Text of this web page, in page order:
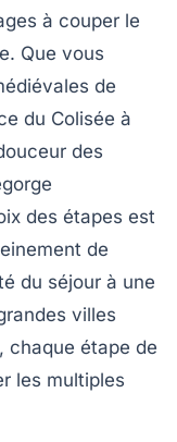
à couper le
Que vous
de
du Colisée à
des
des étapes est
de
du séjour à une
villes
chaque étape de
les multiples